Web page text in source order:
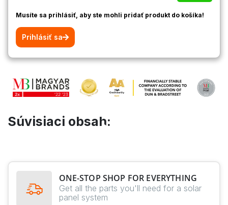
Musíte sa prihlásiť, aby ste mohli pridať produkt do košíka!
Prihlásiť sa
Súvisiaci obsah:
ONE-STOP SHOP FOR EVERYTHING
Get all the parts you'll need for a solar
panel system